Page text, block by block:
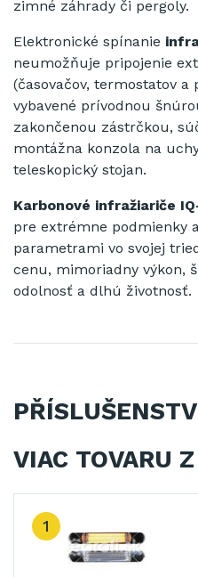
zimné záhrady či pergoly.
Elektronické spínanie
neumožňuje pripojenie
(časovačov, termostatov a
vybavené prívodnou
zakončenou zástrčkou,
montážna konzola na
teleskopický stojan.
Karbonové infražiariče
pre extrémne podmienky
parametrami vo svojej
cenu, mimoriadny výkon,
odolnosť a dlhú životnosť.
VIAC TOVARU